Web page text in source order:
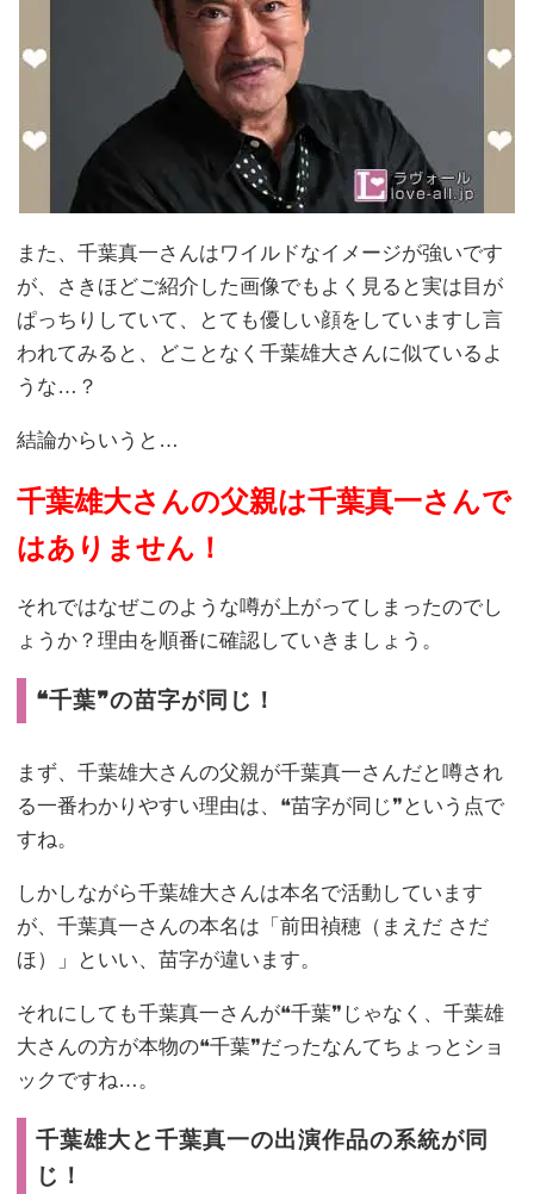
また、千葉真一さんはワイルドなイメージが強いです
が、さきほどご紹介した画像でもよく見ると実は目が
ぱっちりしていて、とても優しい顔をしていますし言
われてみると、どことなく千葉雄大さんに似ているよ
うな…？
結論からいうと…
千葉雄大さんの父親は千葉真一さんで
はありません！
それではなぜこのような噂が上がってしまったのでし
ょうか？理由を順番に確認していきましょう。
❝千葉❞の苗字が同じ！
まず、千葉雄大さんの父親が千葉真一さんだと噂され
る一番わかりやすい理由は、❝苗字が同じ❞という点で
すね。
しかしながら千葉雄大さんは本名で活動しています
が、千葉真一さんの本名は「前田禎穂（まえだ さだ
ほ）」といい、苗字が違います。
それにしても千葉真一さんが❝千葉❞じゃなく、千葉雄
大さんの方が本物の❝千葉❞だったなんてちょっとショ
ックですね…。
千葉雄大と千葉真一の出演作品の系統が同
じ！